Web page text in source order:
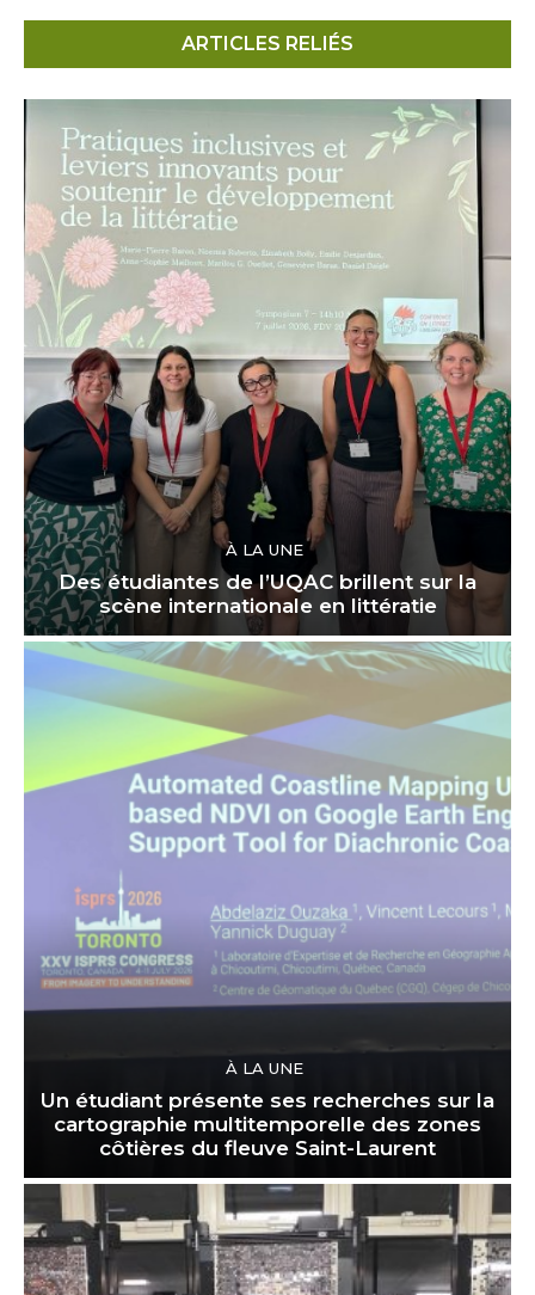
ARTICLES RELIÉS
À LA UNE
Des étudiantes de l’UQAC brillent sur la
scène internationale en littératie
À LA UNE
Un étudiant présente ses recherches sur la
cartographie multitemporelle des zones
côtières du fleuve Saint-Laurent